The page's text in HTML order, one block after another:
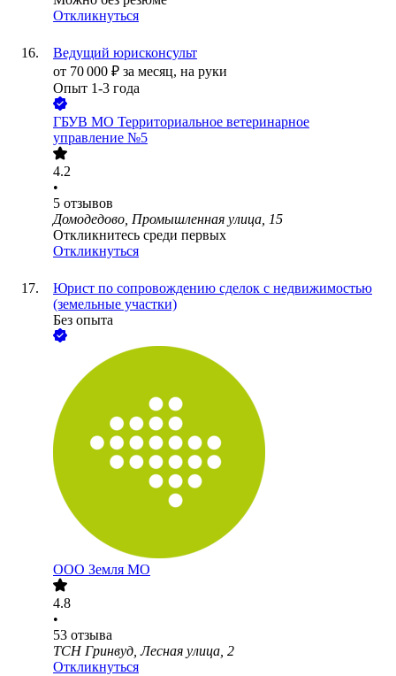
Откликнуться
Ведущий юрисконсульт
от 70 000 ₽ за месяц, на руки
Опыт 1-3 года
ГБУВ МО Территориальное ветеринарное
управление №5
4.2
•
5 отзывов
Домодедово, Промышленная улица, 15
Откликнитесь среди первых
Откликнуться
Юрист по сопровождению сделок с недвижимостью
(земельные участки)
Без опыта
ООО Земля МО
4.8
•
53 отзыва
ТСН Гринвуд, Лесная улица, 2
Откликнуться